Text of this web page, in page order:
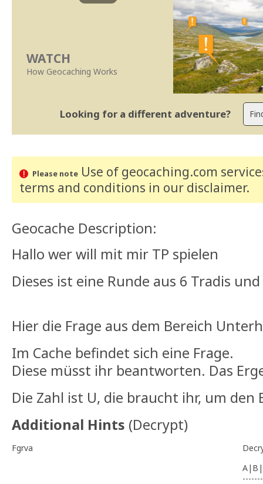
WATCH
How Geocaching Works
Looking for a different adventure?
Please noteUse of geocaching.com
terms and conditions in our disclaimer.
Geocache Description:
Hallo wer will mit mir TP spielen
Dieses ist eine Runde aus 6 Tradis
Hier die Frage aus dem Bereich
Im Cache befindet sich eine Frage.
Diese müsst ihr beantworten. Das
Die Zahl ist U, die braucht ihr, um den
Additional Hints (Decrypt)
Fgrva